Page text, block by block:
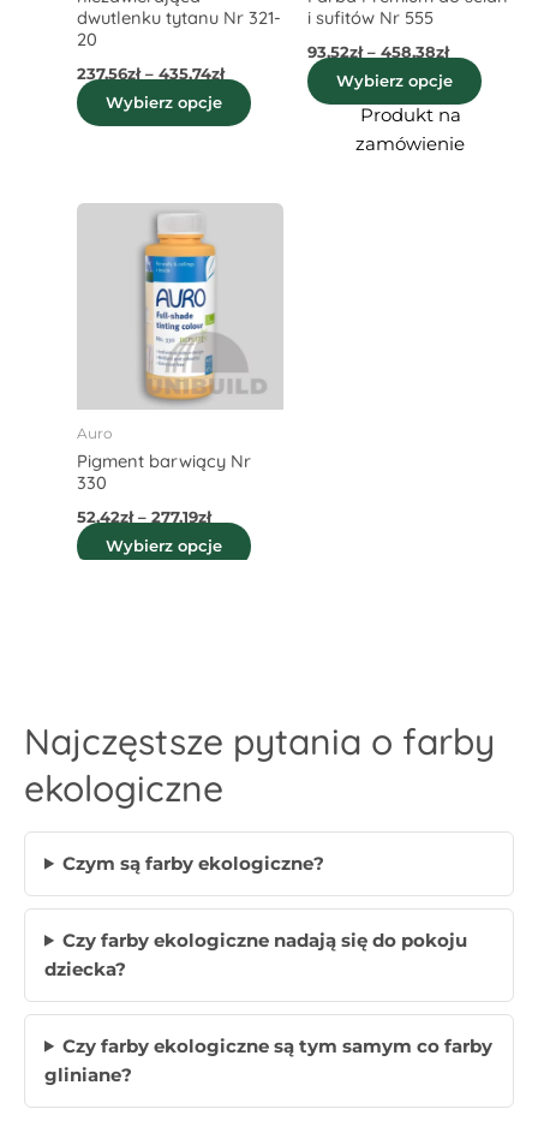
dwutlenku tytanu Nr 321-
20
237,56zł – 435,74zł
Wybierz opcje
produktui sufitów Nr 555
93,52zł – 458,38zł
Wybierz opcje
Produkt na
zamówienie
Auro
Pigment barwiący Nr
330
52,42zł – 277,19zł
od
52,42zł
277,19zł
Wybierz opcje
można
Najczęstsze pytania o farby
ekologiczne
Czym są farby ekologiczne?
Czy farby ekologiczne nadają się do pokoju
dziecka?
Czy farby ekologiczne są tym samym co farby
gliniane?